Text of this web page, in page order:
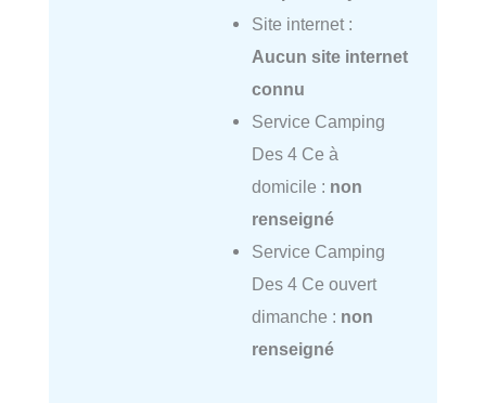
Site internet :
Aucun site internet
connu
Service Camping
Des 4 Ce à
domicile : non
renseigné
Service Camping
Des 4 Ce ouvert
dimanche : non
renseigné